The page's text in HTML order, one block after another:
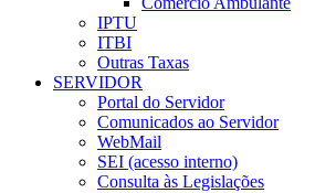
IPTU
ITBI
Outras Taxas
SERVIDOR
Portal do Servidor
Comunicados ao Servidor
WebMail
SEI (acesso interno)
Consulta às Legislações